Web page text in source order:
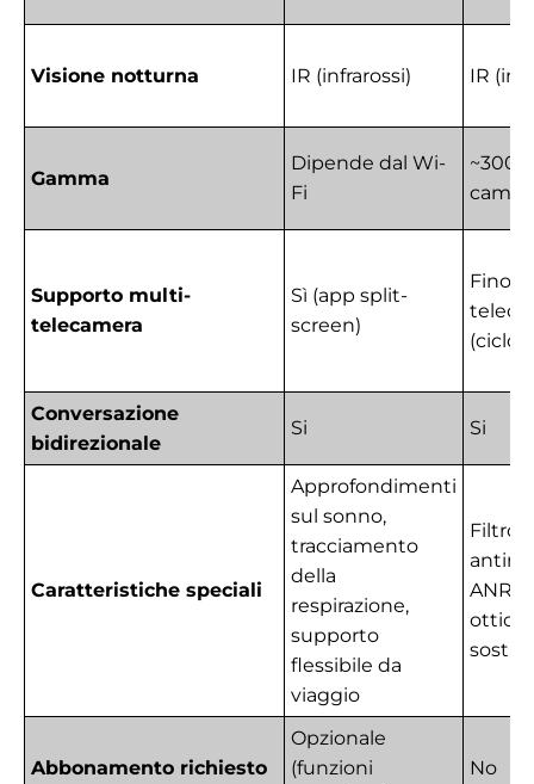
Visione notturna IR (infrarossi) IR
Gamma
Dipende dal Wi-
Fi
~300
Supporto multi-
telecamera
Sì (app split-
screen)
Fino a
(ciclo/
Conversazione
bidirezionale
Si Si
Caratteristiche speciali
Approfondimenti
sul sonno,
tracciamento
della
respirazione,
supporto
flessibile da
viaggio
Filtro
ANR,
Abbonamento richiesto
Opzionale
(funzioni
No